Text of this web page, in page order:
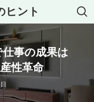
ヒント
事の成果は
性革命